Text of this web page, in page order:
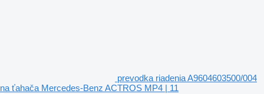
prevodka riadenia A9604603500/004
na ťahača Mercedes-Benz ACTROS MP4 | 11